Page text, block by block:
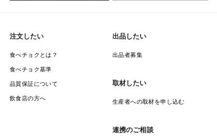
注文したい
食べチョクとは？
食べチョク基準
品質保証について
飲食店の方へ
出品したい
出品者募集
取材したい
生産者への取材を申し込む
連携のご相談